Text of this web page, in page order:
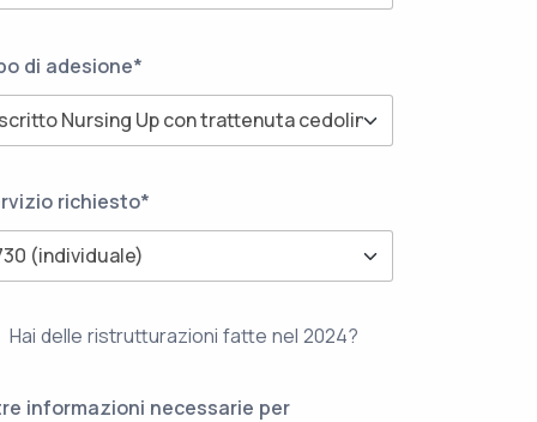
di adesione*
richiesto*
Hai delle ristrutturazioni fatte nel 2024?
informazioni necessarie per